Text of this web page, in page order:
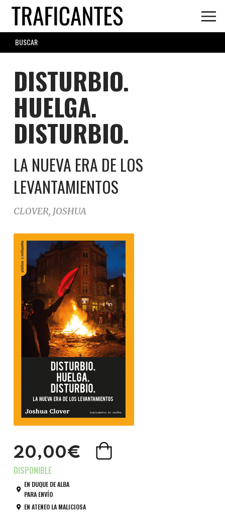
Skip
main
content
SEARCH
FORM
DISTURBIO.
HUELGA.
DISTURBIO.
LA NUEVA ERA DE LOS
LEVANTAMIENTOS
CLOVER, JOSHUA
20,00€
EN DUQUE DE ALBA
PARA ENVÍO
EN ATENEO LA MALICIOSA